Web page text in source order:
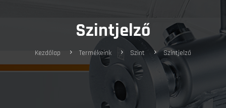
Szintjelző
Kezdőlap Termékeink Szint Szintjelző